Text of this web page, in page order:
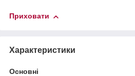
Приховати
Характеристики
Основні